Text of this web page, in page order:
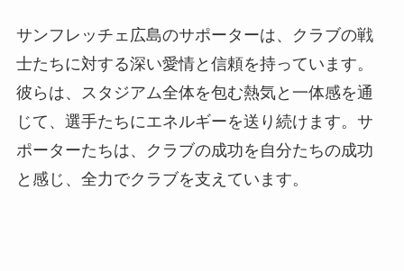
サンフレッチェ広島のサポーターは、クラブの戦
士たちに対する深い愛情と信頼を持っています。
彼らは、スタジアム全体を包む熱気と一体感を通
じて、選手たちにエネルギーを送り続けます。サ
ポーターたちは、クラブの成功を自分たちの成功
と感じ、全力でクラブを支えています。